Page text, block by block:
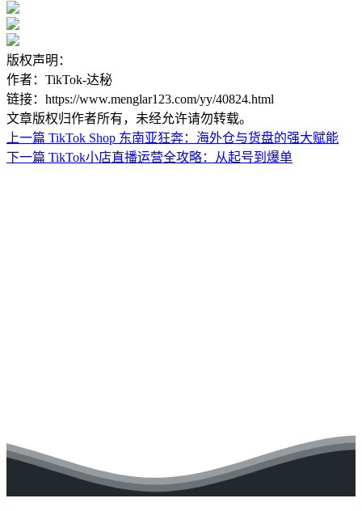
版权声明：
作者：TikTok-达秘
链接：https://www.menglar123.com/yy/40824.html
文章版权归作者所有，未经允许请勿转载。
上一篇 TikTok Shop 东南亚狂奔：海外仓与货盘的强大赋能
下一篇 TikTok小店直播运营全攻略：从起号到爆单